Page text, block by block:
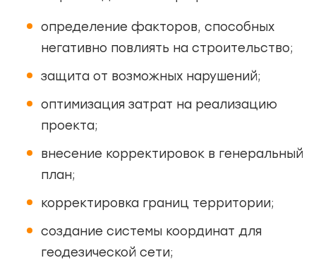
определение факторов, способных
негативно повлиять на строительство;
защита от возможных нарушений;
оптимизация затрат на реализацию
проекта;
внесение корректировок в генеральный
план;
корректировка границ территории;
создание системы координат для
геодезической сети;